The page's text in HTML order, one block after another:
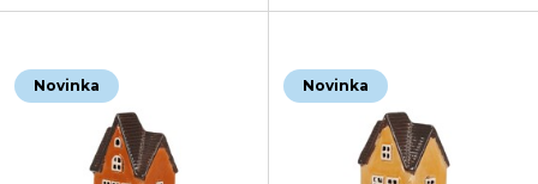
Novinka Novinka